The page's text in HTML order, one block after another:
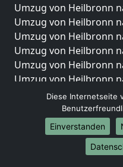
Umzug von Heilbronn
Umzug von Heilbronn
Umzug von Heilbronn
Umzug von Heilbronn
Umzug von Heilbronn
Umzug von Heilbronn
Umzug von Heilbronn
Umzug von Heilbronn
Umzug von Heilbronn
Umzug von Heilbronn
Umzug von Heilbronn
Diese Internetseite
Einverstanden